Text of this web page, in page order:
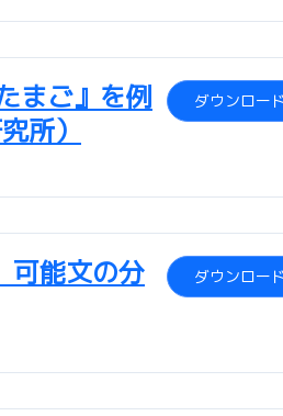
まご』を例
所）
ダウンロー
可能文の分
ダウンロー